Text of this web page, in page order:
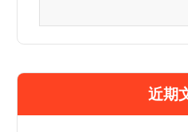
近期